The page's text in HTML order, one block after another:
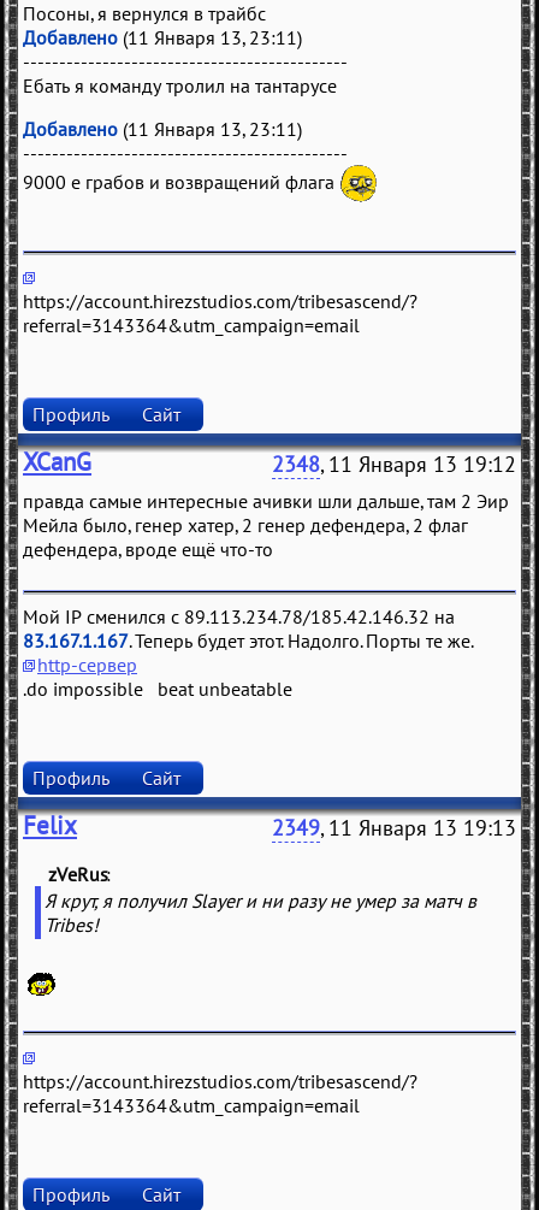
Посоны, я вернулся в трайбс
Добавлено (11 Января 13, 23:11)
---------------------------------------------
Ебать я команду тролил на тантарусе
Добавлено (11 Января 13, 23:11)
---------------------------------------------
9000 е грабов и возвращений флага
https://account.hirezstudios.com/tribesascend/?
referral=3143364&utm_campaign=email
Профиль Сайт
XCanG 2348, 11 Января 13 19:12
правда самые интересные ачивки шли дальше, там 2 Эир
Мейла было, генер хатер, 2 генер дефендера, 2 флаг
дефендера, вроде ещё что-то
Мой IP сменился с 89.113.234.78/185.42.146.32 на
83.167.1.167. Теперь будет этот. Надолго. Порты те же.
http-сервер
.do impossible beat unbeatable
Профиль Сайт
Felix 2349, 11 Января 13 19:13
zVeRus
Я крут, я получил Slayer и ни разу не умер за матч в
Tribes!
https://account.hirezstudios.com/tribesascend/?
referral=3143364&utm_campaign=email
Профиль Сайт